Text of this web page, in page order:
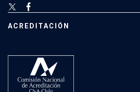
ACREDITACIÓN